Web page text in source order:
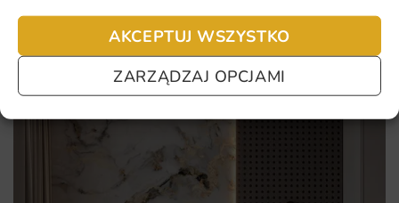
AKCEPTUJ WSZYSTKO
ZARZĄDZAJ OPCJAMI